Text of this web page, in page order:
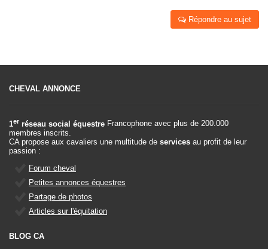
Répondre au sujet
CHEVAL ANNONCE
1er réseau social équestre Francophone avec plus de 200.000
membres inscrits.
CA propose aux cavaliers une multitude de services au profit de leur
passion :
Forum cheval
Petites annonces équestres
Partage de photos
Articles sur l'équitation
BLOG CA